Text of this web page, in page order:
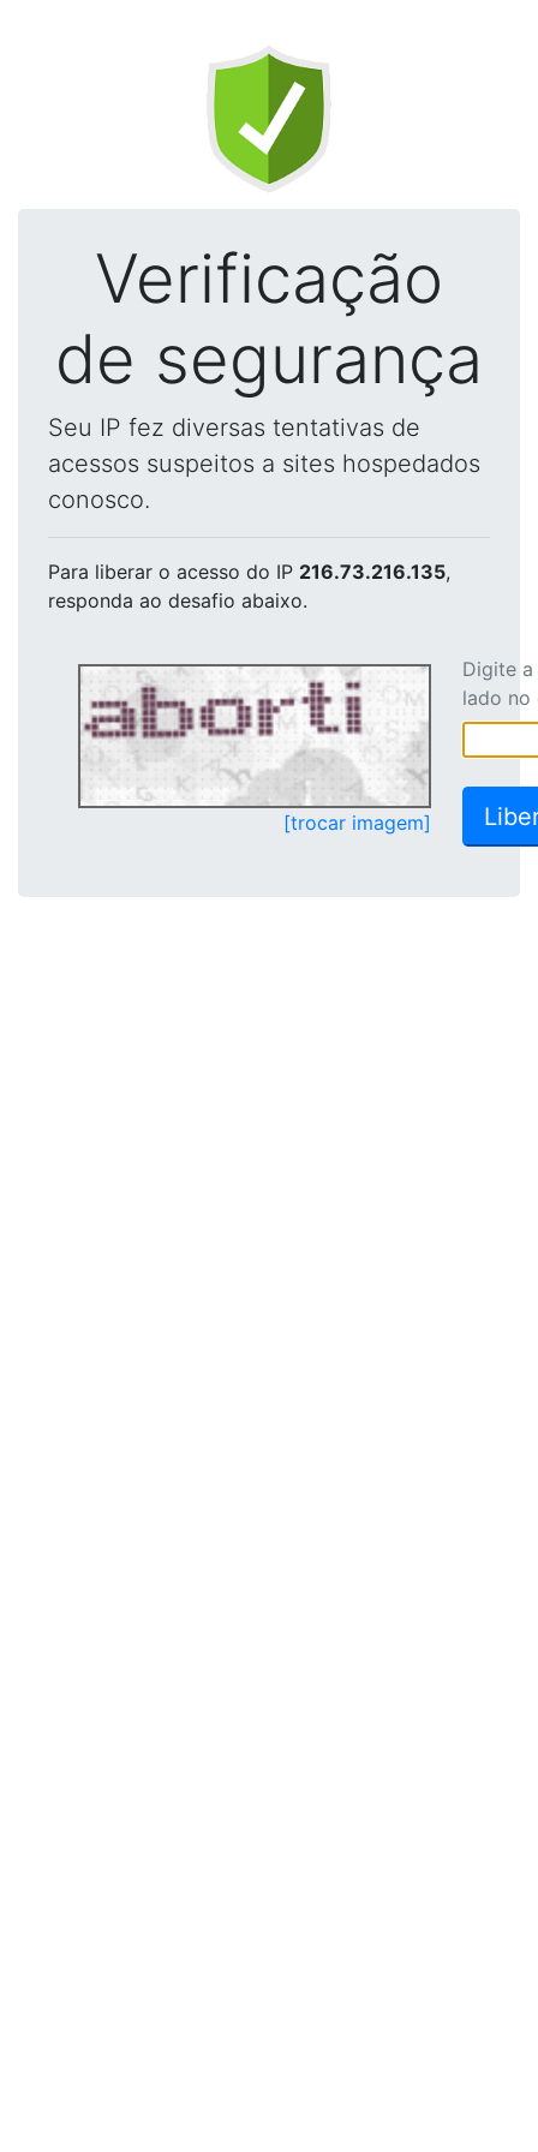
Verificação
de segurança
Seu IP fez diversas tentativas de
acessos suspeitos a sites hospedados
conosco.
Para liberar o acesso do IP 216.73.216.135,
responda ao desafio abaixo.
[trocar imagem]
Digite
lado no